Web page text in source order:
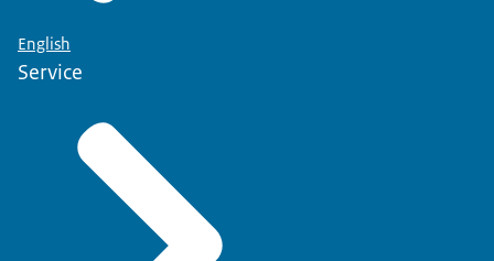
English
Service